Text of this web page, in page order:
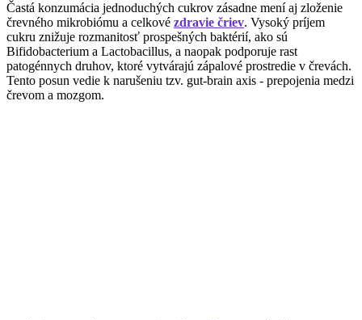
Častá konzumácia jednoduchých cukrov zásadne mení aj zloženie
črevného mikrobiómu a celkové zdravie čriev. Vysoký príjem
cukru znižuje rozmanitosť prospešných baktérií, ako sú
Bifidobacterium a Lactobacillus, a naopak podporuje rast
patogénnych druhov, ktoré vytvárajú zápalové prostredie v črevách.
Tento posun vedie k narušeniu tzv. gut-brain axis - prepojenia medzi
črevom a mozgom.